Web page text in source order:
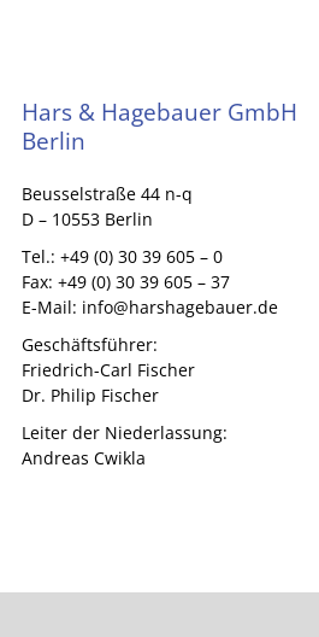
Hars & Hagebauer GmbH
Berlin
Beusselstraße 44 n-q
D – 10553 Berlin
Tel.: +49 (0) 30 39 605 – 0
Fax: +49 (0) 30 39 605 – 37
E-Mail: info@harshagebauer.de
Geschäftsführer:
Friedrich-Carl Fischer
Dr. Philip Fischer
Leiter der Niederlassung:
Andreas Cwikla